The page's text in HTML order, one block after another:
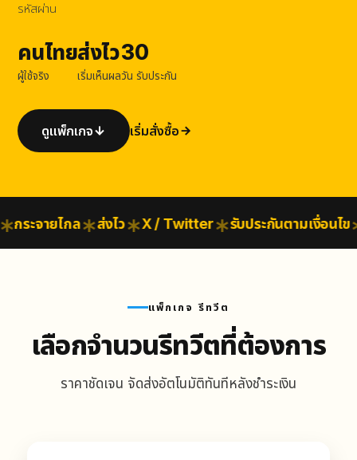
รหัสผ่าน
คนไทย
ผู้ใช้จริง
ส่งไว
เริ่มเห็นผล
30
วัน รับประกัน
ดูแพ็กเกจ เริ่มสั่งซื้อ
ระจายไกล ส่งไว X / Twitter รับประกันตามเงื่อนไข
แพ็กเกจ รีทวีต
เลือกจำนวนรีทวีตที่ต้องการ
ราคาชัดเจน จัดส่งอัตโนมัติทันทีหลังชำระเงิน